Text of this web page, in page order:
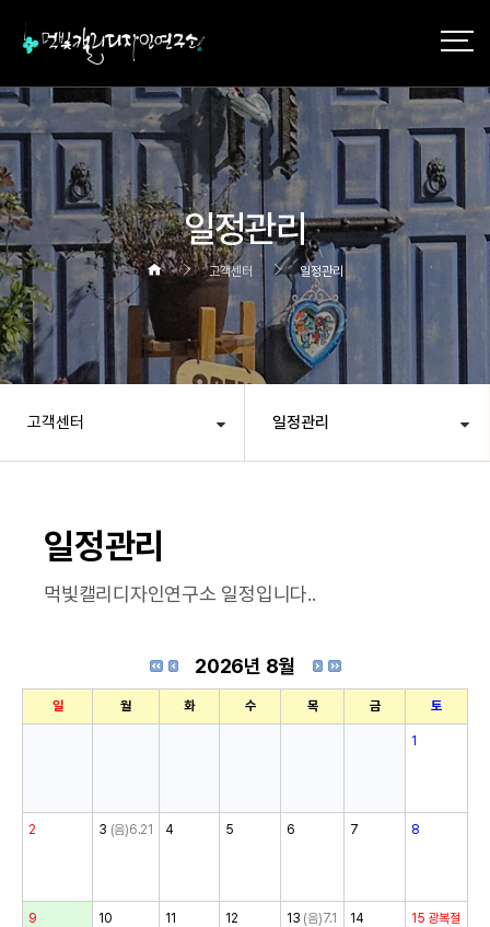
일정관리
고객센터 일정관리
고객센터 일정관리
일정관리
먹빛캘리디자인연구소 일정입니다..
2026년 8월
일 월 화 수 목 금 토
1
2 3 (음)6.21 4 5 6 7 8
9 10 11 12 13 (음)7.1 14 15 광복절